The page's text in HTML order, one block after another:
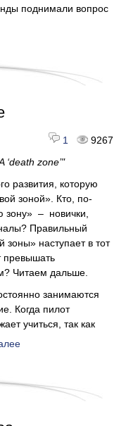
поднимали вопрос
1
9267
zone’"
развития, которую
зоной». Кто, по-
зону» – новички,
Правильный
наступает в тот
превышать
Читаем дальше.
занимаются
Когда пилот
учиться, так как